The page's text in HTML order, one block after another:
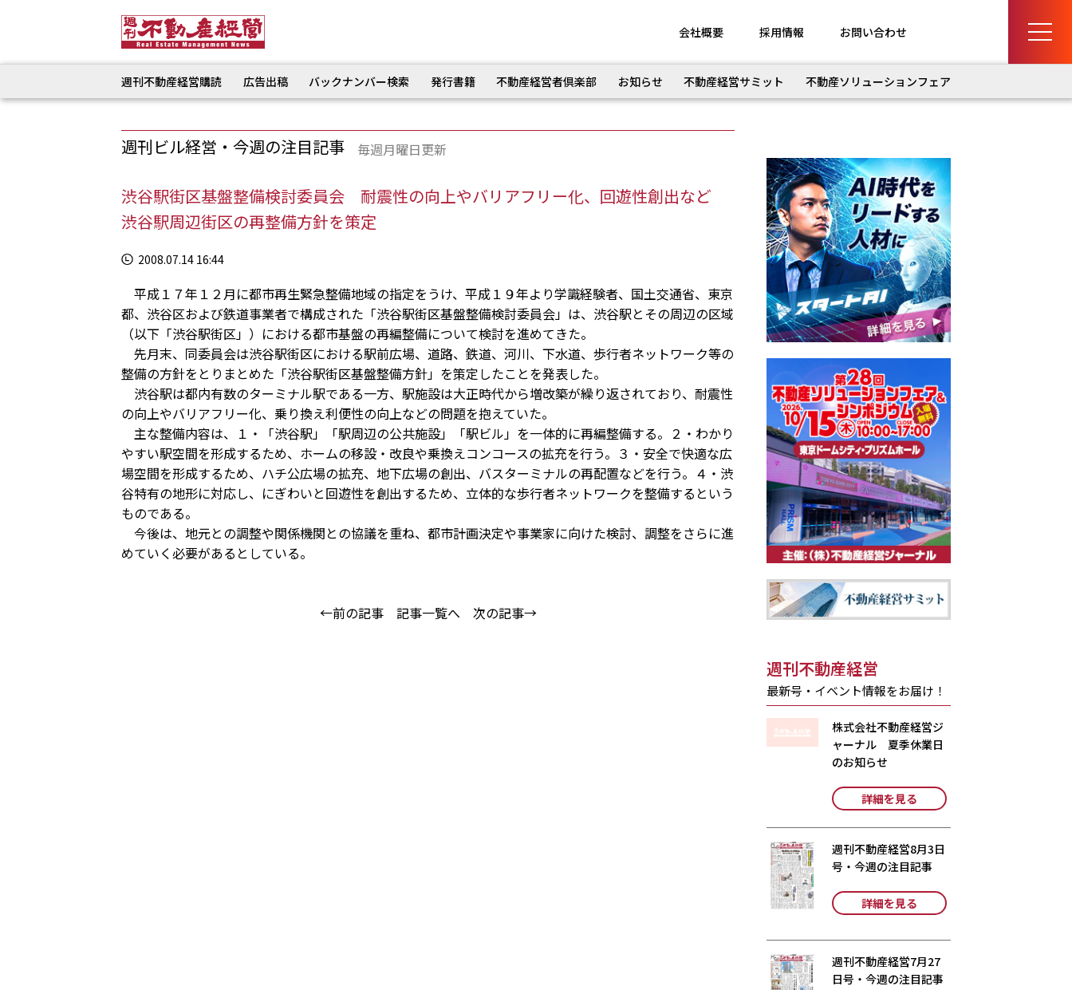
会社概要 採用情報 お問い合わせ
週刊不動産経営購読 広告出稿 バックナンバー検索 発行書籍 不動産経営者倶楽部 お知らせ 不動産経営サミット 不動産ソリューションフェア
週刊ビル経営・今週の注目記事 毎週月曜日更新
渋谷駅街区基盤整備検討委員会 耐震性の向上やバリアフリー化、回遊性創出など
渋谷駅周辺街区の再整備方針を策定
2008.07.14 16:44
平成１７年１２月に都市再生緊急整備地域の指定をうけ、平成１９年より学識経験者、国土交通省、東京
都、渋谷区および鉄道事業者で構成された「渋谷駅街区基盤整備検討委員会」は、渋谷駅とその周辺の区域
（以下「渋谷駅街区」）における都市基盤の再編整備について検討を進めてきた。
先月末、同委員会は渋谷駅街区における駅前広場、道路、鉄道、河川、下水道、歩行者ネットワーク等の
整備の方針をとりまとめた「渋谷駅街区基盤整備方針」を策定したことを発表した。
渋谷駅は都内有数のターミナル駅である一方、駅施設は大正時代から増改築が繰り返されており、耐震性
の向上やバリアフリー化、乗り換え利便性の向上などの問題を抱えていた。
主な整備内容は、１・「渋谷駅」「駅周辺の公共施設」「駅ビル」を一体的に再編整備する。２・わかり
やすい駅空間を形成するため、ホームの移設・改良や乗換えコンコースの拡充を行う。３・安全で快適な広
場空間を形成するため、ハチ公広場の拡充、地下広場の創出、バスターミナルの再配置などを行う。４・渋
谷特有の地形に対応し、にぎわいと回遊性を創出するため、立体的な歩行者ネットワークを整備するという
ものである。
今後は、地元との調整や関係機関との協議を重ね、都市計画決定や事業家に向けた検討、調整をさらに進
めていく必要があるとしている。
←前の記事 記事一覧へ 次の記事→
週刊不動産経営
最新号・イベント情報をお届け！
株式会社不動産経営ジ
ャーナル 夏季休業日
のお知らせ
詳細を見る
週刊不動産経営8月3日
号・今週の注目記事
詳細を見る
週刊不動産経営7月27
日号・今週の注目記事